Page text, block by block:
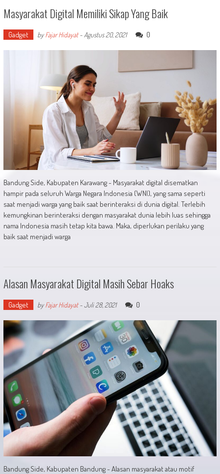
Masyarakat Digital Memiliki Sikap Yang Baik
Gadget byFajar Hidayat- Agustus 20, 2021 0
Bandung Side, Kabupaten Karawang - Masyarakat digital disematkan
hampir pada seluruh Warga Negara Indonesia (WNI), yang sama seperti
saat menjadi warga yang baik saat berinteraksi di dunia digital. Terlebih
kemungkinan berinteraksi dengan masyarakat dunia lebih luas sehingga
nama Indonesia masih tetap kita bawa. Maka, diperlukan perilaku yang
baik saat menjadi warga
Alasan Masyarakat Digital Masih Sebar Hoaks
Gadget byFajar Hidayat- Juli 28, 2021 0
Bandung Side, Kabupaten Bandung - Alasan masyarakat atau motif